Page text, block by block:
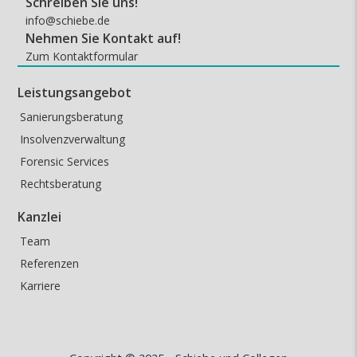
info@schiebe.de
Nehmen Sie Kontakt auf!
Zum Kontaktformular
Leistungsangebot
Sanierungsberatung
Insolvenzverwaltung
Forensic Services
Rechtsberatung
Kanzlei
Team
Referenzen
Karriere